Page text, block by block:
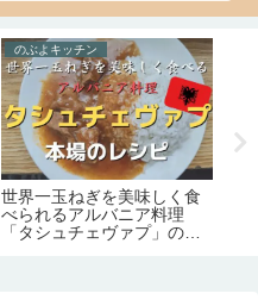
のぶよキッチン
世界一玉ねぎを美味しく食
べられるアルバニア料理
「タシュチェヴァプ」のレ